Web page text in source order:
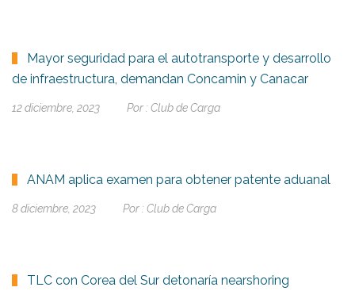
Mayor seguridad para el autotransporte y desarrollo
de infraestructura, demandan Concamin y Canacar
12 diciembre, 2023 Por : Club de Carga
ANAM aplica examen para obtener patente aduanal
8 diciembre, 2023 Por : Club de Carga
TLC con Corea del Sur detonaría nearshoring